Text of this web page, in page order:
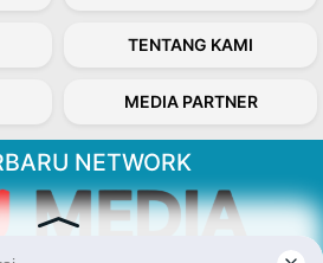
TENTANG KAMI
MEDIA PARTNER
NETWORK